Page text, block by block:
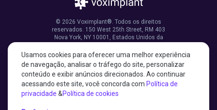
© 2026 Voximplant®. Todos os direitos
reservados. 150 West 25th Street, RM 403
Nova York, NY 10001, Estados Unidos da
27001:2022 certified
Usamos cookies para oferecer uma melhor experiência
de navegação, analisar o tráfego do site, personalizar
conteúdo e exibir anúncios direcionados. Ao continuar
acessando este site, você concorda com Política de
privacidade &Política de cookies